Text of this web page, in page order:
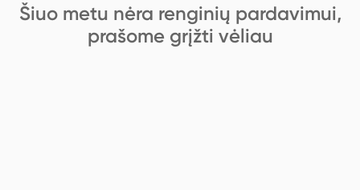
Šiuo metu nėra renginių pardavimui,
prašome grįžti vėliau